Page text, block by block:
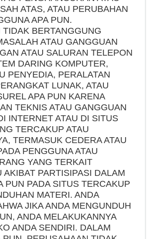
ATAS, ATAU PERUBAHAN
APA PUN.
BERTANGGUNG
ATAU GANGGUAN
ATAU SALURAN TELEPON
DARING KOMPUTER,
PENYEDIA, PERALATAN
LUNAK, ATAU
APA PUN KARENA
TEKNIS ATAU GANGGUAN
INTERNET ATAU DI SITUS
TERCAKUP ATAU
TERMASUK CEDERA ATAU
PENGGUNA ATAU
YANG TERKAIT
AKIBAT PARTISIPASI DALAM
PUN PADA SITUS TERCAKUP
MATERI. ANDA
JIKA ANDA MENGUNDUH
ANDA MELAKUKANNYA
ANDA SENDIRI. DALAM